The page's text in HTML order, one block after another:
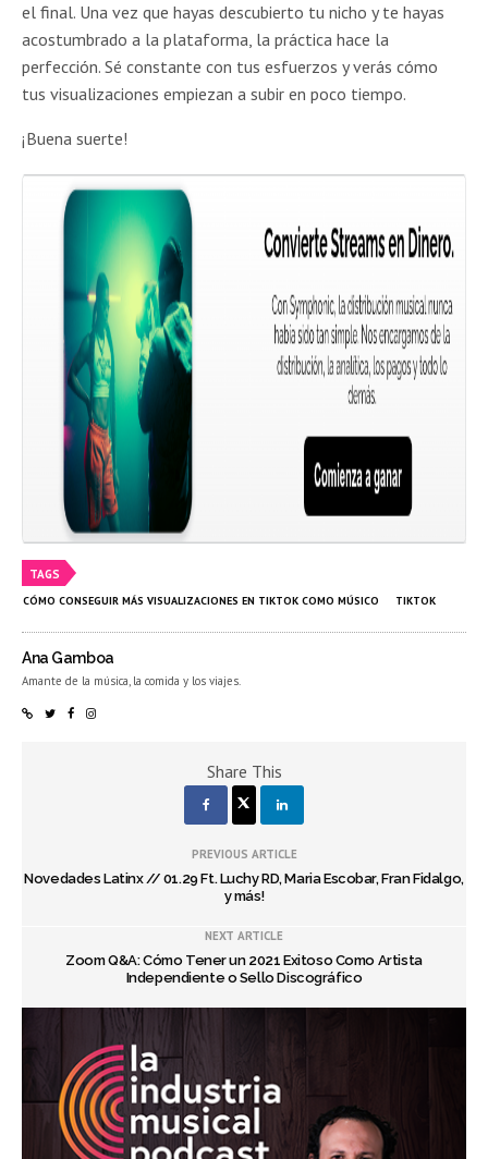
el final. Una vez que hayas descubierto tu nicho y te hayas
acostumbrado a la plataforma, la práctica hace la
perfección. Sé constante con tus esfuerzos y verás cómo
tus visualizaciones empiezan a subir en poco tiempo.
¡Buena suerte!
TAGS
CÓMO CONSEGUIR MÁS VISUALIZACIONES EN TIKTOK COMO MÚSICO TIKTOK
Ana Gamboa
Amante de la música, la comida y los viajes.
Share This
PREVIOUS ARTICLE
Novedades Latinx // 01.29 Ft. Luchy RD, Maria Escobar, Fran Fidalgo,
y más!
NEXT ARTICLE
Zoom Q&A: Cómo Tener un 2021 Exitoso Como Artista
Independiente o Sello Discográfico